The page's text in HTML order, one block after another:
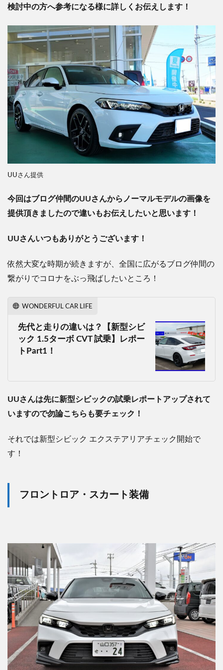
検討中の方へ参考になる様に詳しくお伝えします！
UUさん提供
今回はブログ仲間のUUさんからノーマルモデルの画像を
提供頂きましたので違いもお伝えしたいと思います！
UUさんいつもありがとうございます！
依然大変な時期が続きますが、全国に広がるブログ仲間の
繋がりでコロナをぶっ飛ばしたいところ！
WONDERFUL CAR LIFE
先代と走りの違いは？【新型シビ
ック 1.5ターボ CVT 試乗】レポー
トPart1！
UUさんは先に新型シビックの試乗レポートアップされて
いますので勿論こちらも要チェック！
それでは新型シビック エクステアリアチェック開始で
す！
フロントロア・スカート装備